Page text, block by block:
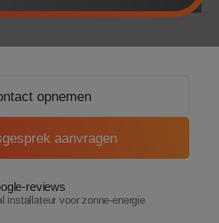
opnemen
aanvragen
reviews
installateur voor zonne-energie